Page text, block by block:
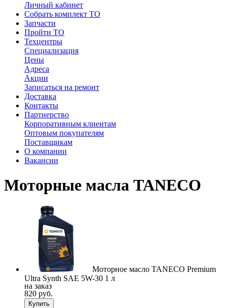
Личный кабинет
Собрать комплект ТО
Запчасти
Пройти ТО
Техцентры
Специализация
Цены
Адреса
Акции
Записаться на ремонт
Доставка
Контакты
Партнерство
Корпоративным клиентам
Оптовым покупателям
Поставщикам
О компании
Вакансии
Моторные масла TANECO
Моторное масло TANECO Premium
Ultra Synth SAE 5W-30 1 л
на заказ
820 руб.
Купить